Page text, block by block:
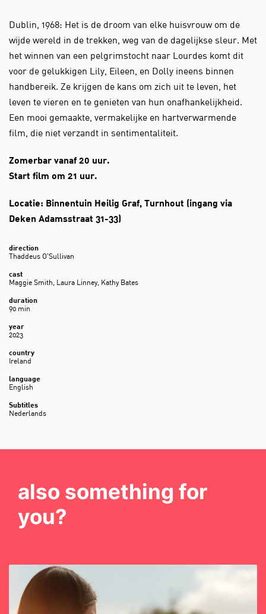
Dublin, 1968: Het is de droom van elke huisvrouw om de
wijde wereld in de trekken, weg van de dagelijkse sleur. Met
het winnen van een pelgrimstocht naar Lourdes komt dit
voor de gelukkigen Lily, Eileen, en Dolly ineens binnen
handbereik. Ze krijgen de kans om zich uit te leven, het
leven te vieren en te genieten van hun onafhankelijkheid.
Een mooi gemaakte, vermakelijke en hartverwarmende
film, die niet verzandt in sentimentaliteit.
Zomerbar vanaf 20 uur.
Start film om 21 uur.
Locatie: Binnentuin Heilig Graf, Turnhout (ingang via
Deken Adamsstraat 31-33)
direction
Thaddeus O'Sullivan
cast
Maggie Smith, Laura Linney, Kathy Bates
duration
90 min
year
2023
country
Ireland
language
English
Subtitles
Nederlands
also something for
you?